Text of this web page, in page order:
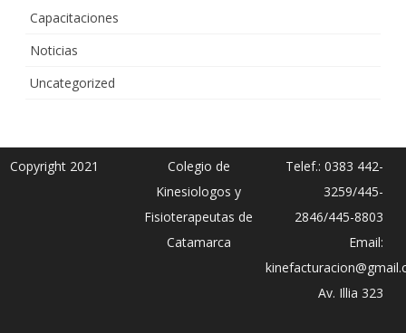
Capacitaciones
Noticias
Uncategorized
Copyright 2021
Colegio de
Kinesiologos y
Fisioterapeutas de
Catamarca
Telef.: 0383 442-
3259/445-
2846/445-8803
Email:
Av. Illia 323